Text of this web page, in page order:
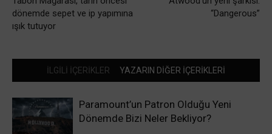
dönemde sepet ve ip yapımına
ışık tutuyor
“Dangerous”
İLGİLİ İÇERİKLER YAZARIN DİĞER İÇERİKLERİ
Paramount’un Patron Olduğu Yeni
Dönemde Bizi Neler Bekliyor?